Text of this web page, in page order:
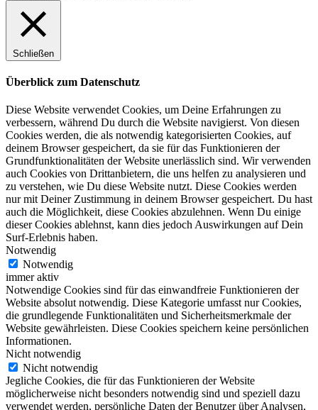
Schließen
Überblick zum Datenschutz
Diese Website verwendet Cookies, um Deine Erfahrungen zu
verbessern, während Du durch die Website navigierst. Von diesen
Cookies werden, die als notwendig kategorisierten Cookies, auf
deinem Browser gespeichert, da sie für das Funktionieren der
Grundfunktionalitäten der Website unerlässlich sind. Wir verwenden
auch Cookies von Drittanbietern, die uns helfen zu analysieren und
zu verstehen, wie Du diese Website nutzt. Diese Cookies werden
nur mit Deiner Zustimmung in deinem Browser gespeichert. Du hast
auch die Möglichkeit, diese Cookies abzulehnen. Wenn Du einige
dieser Cookies ablehnst, kann dies jedoch Auswirkungen auf Dein
Surf-Erlebnis haben.
Notwendig
Notwendig
immer aktiv
Notwendige Cookies sind für das einwandfreie Funktionieren der
Website absolut notwendig. Diese Kategorie umfasst nur Cookies,
die grundlegende Funktionalitäten und Sicherheitsmerkmale der
Website gewährleisten. Diese Cookies speichern keine persönlichen
Informationen.
Nicht notwendig
Nicht notwendig
Jegliche Cookies, die für das Funktionieren der Website
möglicherweise nicht besonders notwendig sind und speziell dazu
verwendet werden, persönliche Daten der Benutzer über Analysen,